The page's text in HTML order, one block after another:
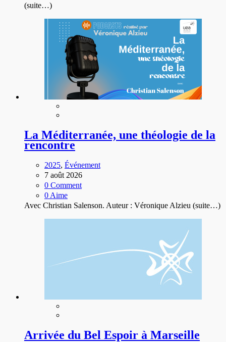
(suite…)
La Méditerranée, une théologie de la
rencontre
2025, Événement
7 août 2026
0 Comment
0 Aime
Avec Christian Salenson. Auteur : Véronique Alzieu (suite…)
Arrivée du Bel Espoir à Marseille